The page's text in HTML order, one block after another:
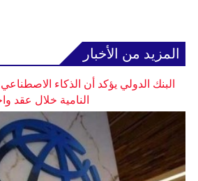
المزيد من الأخبار
البنك الدولي يؤكد أن الذكاء
النامية خلال عقد